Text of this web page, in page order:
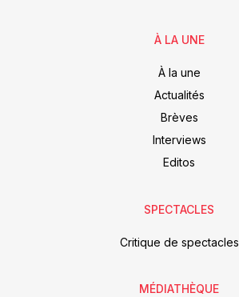
À LA UNE
À la une
Actualités
Brèves
Interviews
Editos
SPECTACLES
Critique de spectacles
MÉDIATHÈQUE